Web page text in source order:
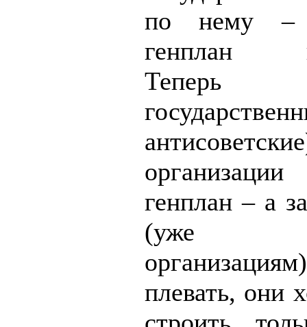
по нему –
генплан
генплан – а
(уже
плевать, они